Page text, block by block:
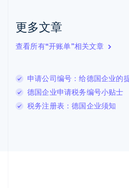
更多文章
查看所有“开账单”相关文章
申请公司编号：给德国企业的
德国企业申请税务编号小贴士
税务注册表：德国企业须知
立陶宛
列支敦士登
FrançaisDeutsch English
罗马尼亚
English
马尔他